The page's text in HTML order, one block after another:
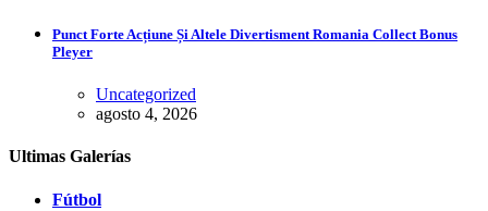
Punct Forte Acțiune Și Altele Divertisment Romania Collect Bonus
Pleyer
Uncategorized
agosto 4, 2026
Ultimas Galerías
Fútbol